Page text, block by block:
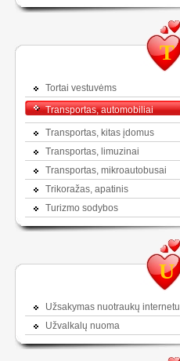
T
Tortai vestuvėms
Transportas, automobiliai
Transportas, kitas įdomus
Transportas, limuzinai
Transportas, mikroautobusai
Trikoražas, apatinis
Turizmo sodybos
U
Užsakymas nuotraukų internetu
Užvalkalų nuoma